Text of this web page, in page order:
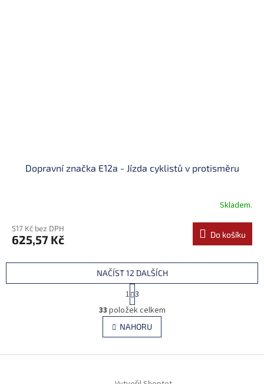
Dopravní značka E12a - Jízda cyklistů v protisměru
Skladem.
517 Kč bez DPH
625,57 Kč Do košíku
O
v
l
á
NAČÍST 12 DALŠÍCH
S
t
r
á
n
k
v
n
1 3
33 položek celkem
NAHORU